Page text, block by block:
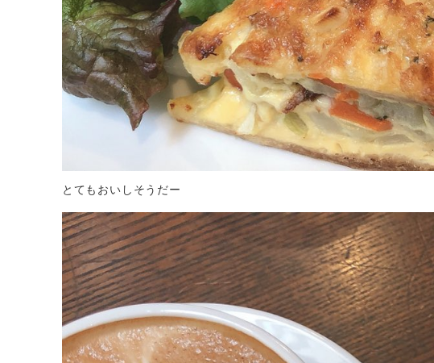
とてもおいしそうだー